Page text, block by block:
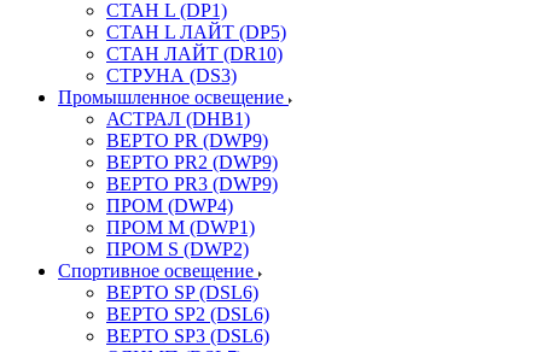
СТАН L (DP1)
СТАН L ЛАЙТ (DP5)
СТАН ЛАЙТ (DR10)
СТРУНА (DS3)
Промышленное освещение
АСТРАЛ (DHB1)
ВЕРТО PR (DWP9)
ВЕРТО PR2 (DWP9)
ВЕРТО PR3 (DWP9)
ПРОМ (DWP4)
ПРОМ M (DWP1)
ПРОМ S (DWP2)
Спортивное освещение
ВЕРТО SP (DSL6)
ВЕРТО SP2 (DSL6)
ВЕРТО SP3 (DSL6)